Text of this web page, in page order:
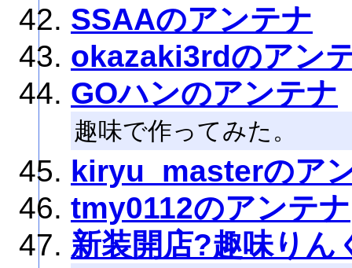
SSAAのアンテナ
okazaki3rdのアン
GOハンのアンテナ
趣味で作ってみた。
kiryu_masterのア
tmy0112のアンテナ
新装開店?趣味りん